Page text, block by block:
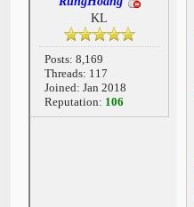
KL
Posts: 8,169
Threads: 117
Joined: Jan 2018
Reputation: 106